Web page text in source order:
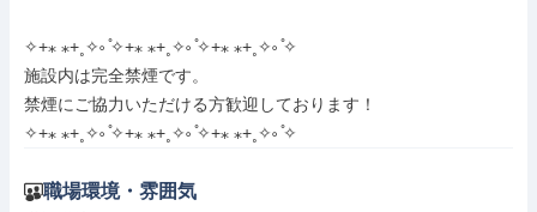
✧+⁎ ⁎+˳✧༚ ̊✧+⁎ ⁎+˳✧༚ ̊✧+⁎ ⁎+˳✧༚ ̊✧
施設内は完全禁煙です。
禁煙にご協力いただける方歓迎しております！
✧+⁎ ⁎+˳✧༚ ̊✧+⁎ ⁎+˳✧༚ ̊✧+⁎ ⁎+˳✧༚ ̊✧
職場環境・雰囲気